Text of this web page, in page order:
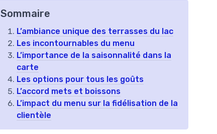
Sommaire
L’ambiance unique des terrasses du lac
Les incontournables du menu
L’importance de la saisonnalité dans la
carte
Les options pour tous les goûts
L’accord mets et boissons
L’impact du menu sur la fidélisation de la
clientèle